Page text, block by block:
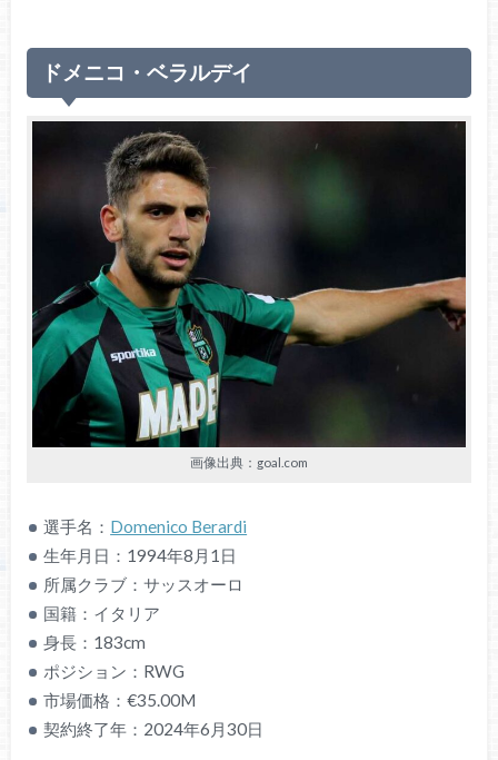
ドメニコ・ベラルデイ
画像出典：goal.com
選手名： Domenico Berardi
生年月日：1994年8月1日
所属クラブ：サッスオーロ
国籍：イタリア
身長：183cm
ポジション：RWG
市場価格：€35.00M
契約終了年：2024年6月30日